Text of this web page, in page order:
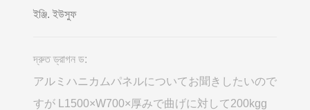
ইঞ্জি. ইউসুফ
দ্রুত ড্রাগন ড:
アルミハニカムパネルについてお聞きしたいので
すが L1500×W700×厚みで曲げに対して200kgg